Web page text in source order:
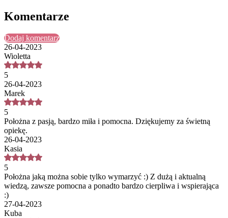
Komentarze
Dodaj komentarz
26-04-2023
Wioletta
5
26-04-2023
Marek
5
Położna z pasją, bardzo miła i pomocna. Dziękujemy za świetną
opiekę.
26-04-2023
Kasia
5
Położna jaką można sobie tylko wymarzyć :) Z dużą i aktualną
wiedzą, zawsze pomocna a ponadto bardzo cierpliwa i wspierająca
:)
27-04-2023
Kuba